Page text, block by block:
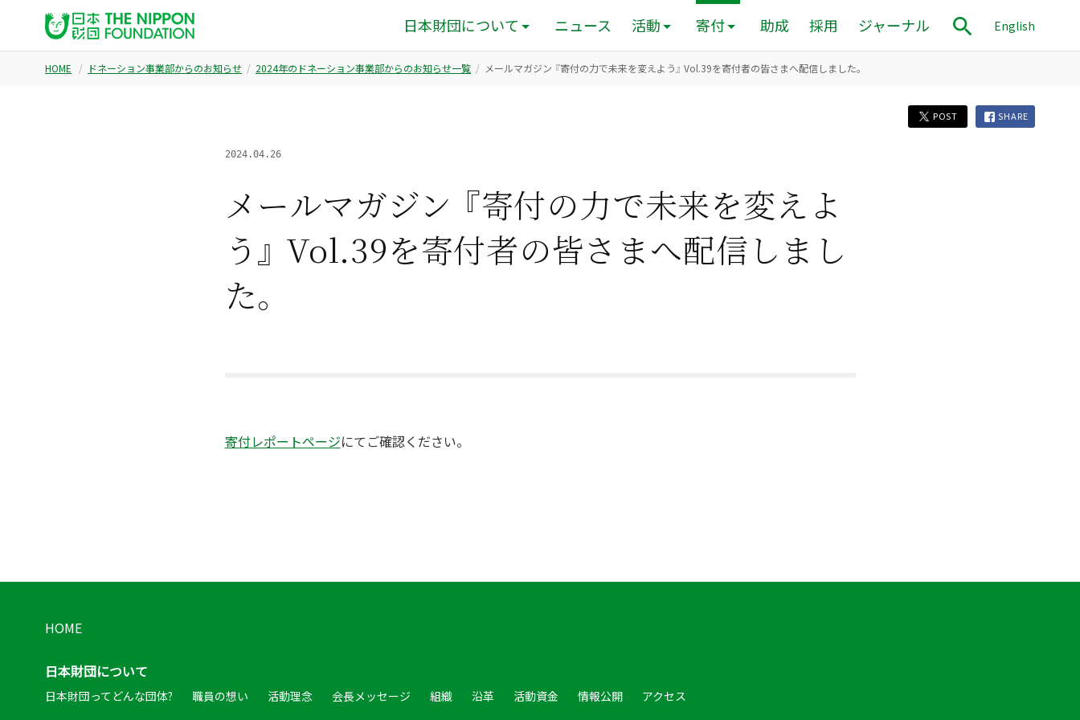
日本財団について ニュース 活動 寄付 助成 採用 ジャーナル English
HOME ドネーション事業部からのお知らせ 2024年のドネーション事業部からのお知らせ一覧 メールマガジン 『寄付の力で未来を変えよう』 Vol.39を寄付者の皆さまへ配信しました。
POST SHARE
2024.04.26
メールマガジン 『寄付の力で未来を変えよ
う』 Vol.39を寄付者の皆さまへ配信しまし
た。
寄付レポートページにてご確認ください。
HOME
日本財団について
日本財団ってどんな団体? 職員の想い 活動理念 会長メッセージ 組織 沿革 活動資金 情報公開 アクセス